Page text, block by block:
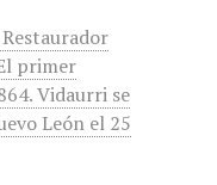
primer
Vidaurri se
León el 25